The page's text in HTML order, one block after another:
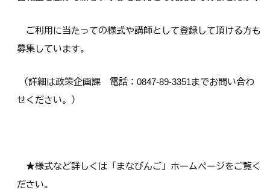
ご利用に当たっての様式や講師として登録して頂ける方も
募集しています。
（詳細は政策企画課 電話：0847-89-3351までお問い合わ
せください。）
★様式など詳しくは「まなびんご」ホームページをご覧く
ださい。